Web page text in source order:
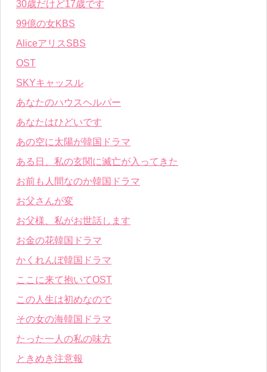
30歳だけど17歳です
99億の女KBS
AliceアリスSBS
OST
SKYキャッスル
あなたのハウスヘルパー
あなたはひどいです
あの空に太陽が韓国ドラマ
ある日、私の玄関に滅亡が入ってきた
お前も人間なのか韓国ドラマ
お父さんが変
お父様、私がお世話します
お金の花韓国ドラマ
かくれんぼ韓国ドラマ
ここに来て抱いてOST
この人生は初めなので
その女の海韓国ドラマ
たった一人の私の味方
ときめき注意報